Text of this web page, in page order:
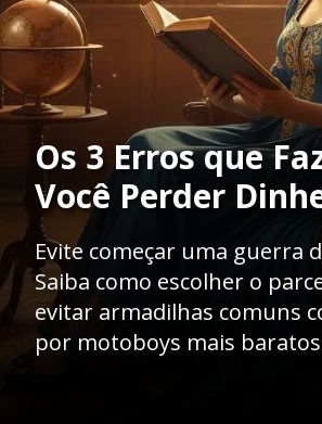
Os 3 Erros que
Você Perder
Evite começar uma guerra
Saiba como escolher o
evitar armadilhas comuns
por motoboys mais